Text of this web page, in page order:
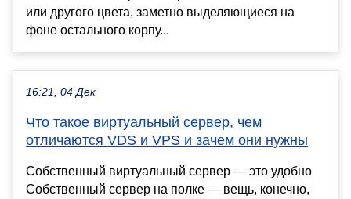
или другого цвета, заметно выделяющиеся на
фоне остального корпу...
16:21, 04 Дек
Что такое виртуальный сервер, чем
отличаются VDS и VPS и зачем они нужны
Собственный виртуальный сервер — это удобно
Собственный сервер на полке — вещь, конечно,